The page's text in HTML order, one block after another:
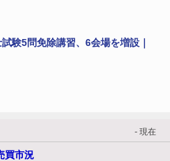
験5問免除講習、6会場を増設｜
- 現在
買市況